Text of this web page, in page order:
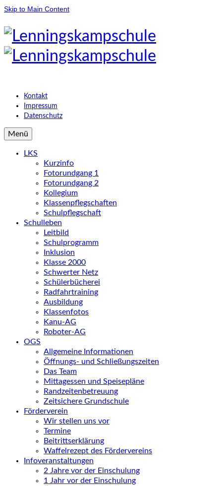
Skip to Main Content
Kontakt
Impressum
Datenschutz
Menü
LKS
Kurzinfo
Fotorundgang 1
Fotorundgang 2
Kollegium
Klassenpflegschaften
Schulpflegschaft
Schulleben
Leitbild
Schulprogramm
Inklusion
Klasse 2000
Schwerter Netz
Schülerbücherei
Radfahrtraining
Ausbildung
Klassenfotos
Kanu-AG
Roboter-AG
OGS
Allgemeine Informationen
Öffnungs- und Schließungszeiten
Das Team
Mittagessen und Speisepläne
Randzeitenbetreuung
Zeitsichere Grundschule
Förderverein
Wir stellen uns vor
Termine
Beitrittserklärung
Waffelrezept des Fördervereins
Infoveranstaltungen
2 Jahre vor der Einschulung
1 Jahr vor der Einschulung